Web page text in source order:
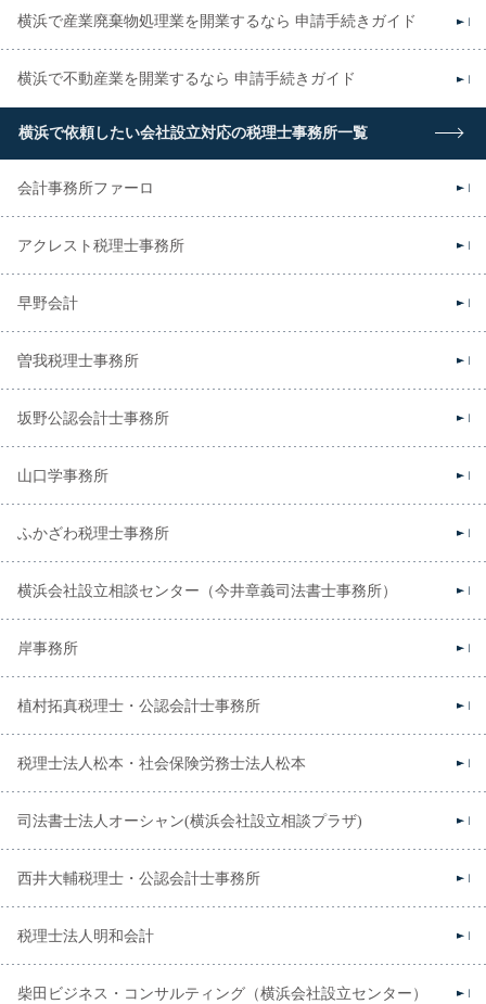
横浜で産業廃棄物処理業を開業するなら 申請手続きガイド
横浜で不動産業を開業するなら 申請手続きガイド
横浜で依頼したい会社設立対応の税理士事務所一覧
会計事務所ファーロ
アクレスト税理士事務所
早野会計
曽我税理士事務所
坂野公認会計士事務所
山口学事務所
ふかざわ税理士事務所
横浜会社設立相談センター（今井章義司法書士事務所）
岸事務所
植村拓真税理士・公認会計士事務所
税理士法人松本・社会保険労務士法人松本
司法書士法人オーシャン(横浜会社設立相談プラザ)
西井大輔税理士・公認会計士事務所
税理士法人明和会計
柴田ビジネス・コンサルティング（横浜会社設立センター）